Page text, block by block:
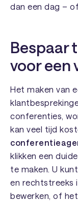
dan een dag –
Bespaar
voor een
Het maken van
conferenties,
kan veel tijd
klikken een
te maken. U
en rechtstreeks
bewerken, of